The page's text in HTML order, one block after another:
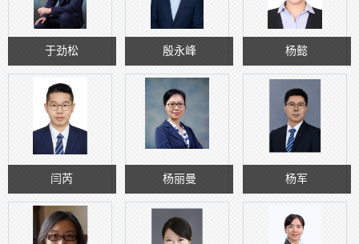
于劲松 殷永峰 杨懿
闫芮 杨丽曼 杨军